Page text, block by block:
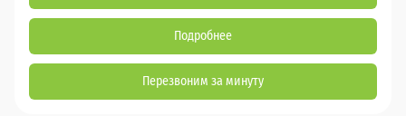
Подробнее
Перезвоним за минуту